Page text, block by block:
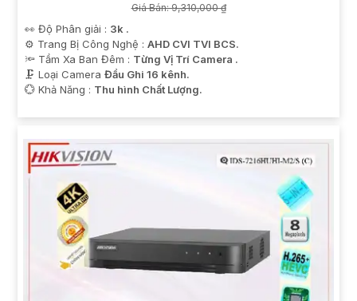
Giá Bán: 9,310,000 ₫
👀 Độ Phân giải : 3k .
⚙ Trang Bị Công Nghệ : AHD CVI TVI BCS.
🔦 Tầm Xa Ban Đêm : Từng Vị Trí Camera .
🗜️ Loại Camera Đầu Ghi 16 kênh.
️💮 Khả Năng : Thu hình Chất Lượng.